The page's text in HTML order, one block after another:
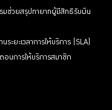
มช่วยสรุปทายาทผู้มีสิทธิรับเงิน
นระยะเวลาการให้บริการ (SLA)
อนการให้บริการสมาชิก